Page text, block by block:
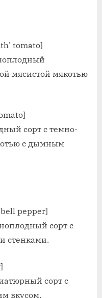
tomato]
мясистой мякотью
сорт с темно-
с дымным
bell pepper]
сорт с
стенками.
сорт с
вкусом.